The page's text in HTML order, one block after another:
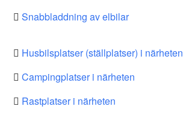
Snabbladdning av elbilar
Husbilsplatser (ställplatser) i närheten
Campingplatser i närheten
Rastplatser i närheten